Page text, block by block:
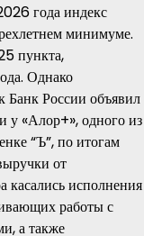
года индекс
минимуме.
пункта,
Однако
Банк России объявил
у «Алор+», одного из
“Ъ”, по итогам
от
касались исполнения
работы с
а также